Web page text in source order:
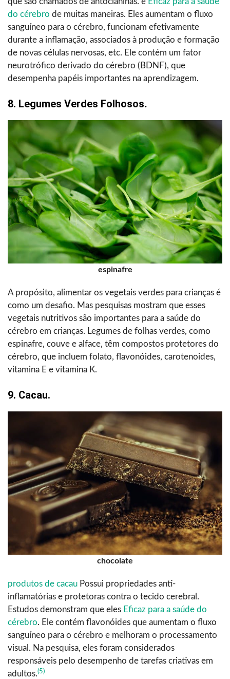
do cérebro de muitas maneiras. Eles aumentam o fluxo
sanguíneo para o cérebro, funcionam efetivamente
durante a inflamação, associados à produção e formação
de novas células nervosas, etc. Ele contém um fator
neurotrófico derivado do cérebro (BDNF), que
desempenha papéis importantes na aprendizagem.
8. Legumes Verdes Folhosos.
espinafre
A propósito, alimentar os vegetais verdes para crianças é
como um desafio. Mas pesquisas mostram que esses
vegetais nutritivos são importantes para a saúde do
cérebro em crianças. Legumes de folhas verdes, como
espinafre, couve e alface, têm compostos protetores do
cérebro, que incluem folato, flavonóides, carotenoides,
vitamina E e vitamina K.
9. Cacau.
chocolate
produtos de cacau Possui propriedades anti-
inflamatórias e protetoras contra o tecido cerebral.
Estudos demonstram que eles Eficaz para a saúde do
cérebro. Ele contém flavonóides que aumentam o fluxo
sanguíneo para o cérebro e melhoram o processamento
visual. Na pesquisa, eles foram considerados
responsáveis pelo desempenho de tarefas criativas em
adultos.(5)